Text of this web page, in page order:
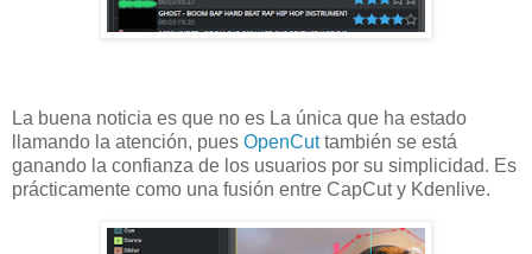
La buena noticia es que no es La única que ha estado
llamando la atención, pues OpenCuttambién se está
ganando la confianza de los usuarios por su simplicidad. Es
prácticamente como una fusión entre CapCut y Kdenlive.